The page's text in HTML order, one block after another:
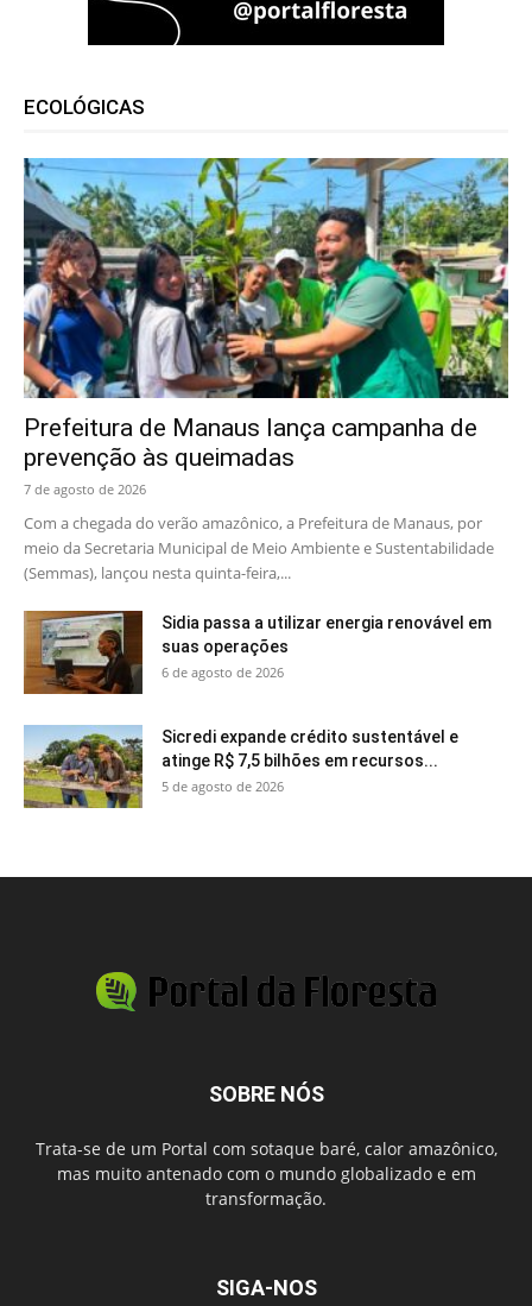
ECOLÓGICAS
Prefeitura de Manaus lança campanha de
prevenção às queimadas
7 de agosto de 2026
Com a chegada do verão amazônico, a Prefeitura de Manaus, por
meio da Secretaria Municipal de Meio Ambiente e Sustentabilidade
(Semmas), lançou nesta quinta-feira,...
Sidia passa a utilizar energia renovável em
suas operações
6 de agosto de 2026
Sicredi expande crédito sustentável e
atinge R$ 7,5 bilhões em recursos...
5 de agosto de 2026
SOBRE NÓS
Trata-se de um Portal com sotaque baré, calor amazônico,
mas muito antenado com o mundo globalizado e em
transformação.
SIGA-NOS